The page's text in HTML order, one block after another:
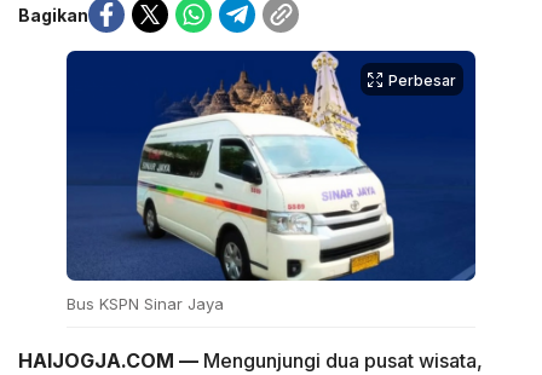
Bagikan
Perbesar
Bus KSPN Sinar Jaya
HAIJOGJA.COM — Mengunjungi dua pusat wisata,